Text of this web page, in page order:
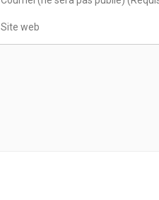
Site web